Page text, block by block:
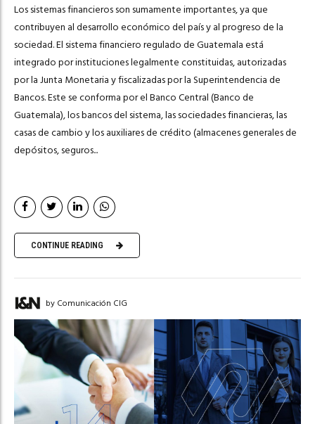
Los sistemas financieros son sumamente importantes, ya que
contribuyen al desarrollo económico del país y al progreso de la
sociedad. El sistema financiero regulado de Guatemala está
integrado por instituciones legalmente constituidas, autorizadas
por la Junta Monetaria y fiscalizadas por la Superintendencia de
Bancos. Este se conforma por el Banco Central (Banco de
Guatemala), los bancos del sistema, las sociedades financieras, las
casas de cambio y los auxiliares de crédito (almacenes generales de
depósitos, seguros...
CONTINUE READING
by Comunicación CIG